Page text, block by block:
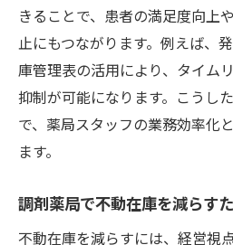
月末の在庫調整が調
果
スタッフ全員で取り
理
安心して薬を受け取るた
薬局利用前にできる在
きることで、患者の満足度向上
止にもつながります。例えば、
庫管理表の活用により、タイム
抑制が可能になります。こうし
で、薬局スタッフの業務効率化
ます。
調剤薬局で不動在庫を減らす
不動在庫を減らすには、経営視